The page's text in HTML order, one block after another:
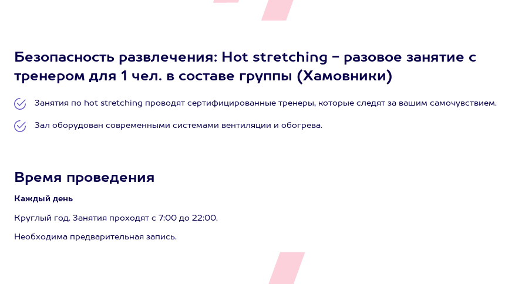
Безопасность развлечения: Hot stretching - разовое занятие с
тренером для 1 чел. в составе группы (Хамовники)
Занятия по hot stretching проводят сертифицированные тренеры, которые следят за вашим самочувствием.
Зал оборудован современными системами вентиляции и обогрева.
Время проведения
Каждый день
Круглый год. Занятия проходят с 7:00 до 22:00.
Необходима предварительная запись.